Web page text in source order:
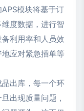
模块将基于订
度数据，进行智
利用率和人员效
应对紧急插单等
品出库，每一个环
出现质量问题，